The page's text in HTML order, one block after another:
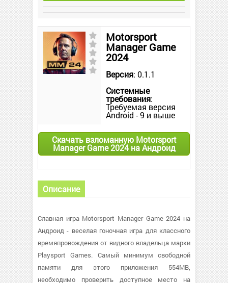
Motorsport
Manager Game
2024
Версия: 0.1.1
Системные
требования:
Требуемая версия
Android - 9 и выше
Скачать взломанную Motorsport
Manager Game 2024 на Андроид
Описание
Славная игра Motorsport Manager Game 2024 на
Андроид - веселая гоночная игра для классного
времяпровождения от видного владельца марки
Playsport Games. Самый минимум свободной
памяти для этого приложения 554MB,
необходимо проверить доступное место на